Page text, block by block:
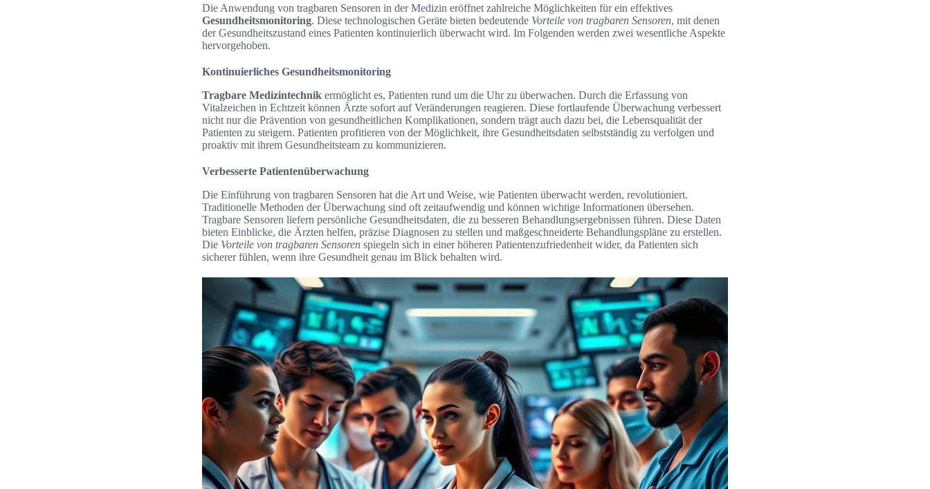
Die Anwendung von tragbaren Sensoren in der Medizin eröffnet zahlreiche Möglichkeiten für ein effektives
Gesundheitsmonitoring. Diese technologischen Geräte bieten bedeutende Vorteile von tragbaren Sensoren, mit denen
der Gesundheitszustand eines Patienten kontinuierlich überwacht wird. Im Folgenden werden zwei wesentliche Aspekte
hervorgehoben.
Kontinuierliches Gesundheitsmonitoring
Tragbare Medizintechnik ermöglicht es, Patienten rund um die Uhr zu überwachen. Durch die Erfassung von
Vitalzeichen in Echtzeit können Ärzte sofort auf Veränderungen reagieren. Diese fortlaufende Überwachung verbessert
nicht nur die Prävention von gesundheitlichen Komplikationen, sondern trägt auch dazu bei, die Lebensqualität der
Patienten zu steigern. Patienten profitieren von der Möglichkeit, ihre Gesundheitsdaten selbstständig zu verfolgen und
proaktiv mit ihrem Gesundheitsteam zu kommunizieren.
Verbesserte Patientenüberwachung
Die Einführung von tragbaren Sensoren hat die Art und Weise, wie Patienten überwacht werden, revolutioniert.
Traditionelle Methoden der Überwachung sind oft zeitaufwendig und können wichtige Informationen übersehen.
Tragbare Sensoren liefern persönliche Gesundheitsdaten, die zu besseren Behandlungsergebnissen führen. Diese Daten
bieten Einblicke, die Ärzten helfen, präzise Diagnosen zu stellen und maßgeschneiderte Behandlungspläne zu erstellen.
Die Vorteile von tragbaren Sensoren spiegeln sich in einer höheren Patientenzufriedenheit wider, da Patienten sich
sicherer fühlen, wenn ihre Gesundheit genau im Blick behalten wird.